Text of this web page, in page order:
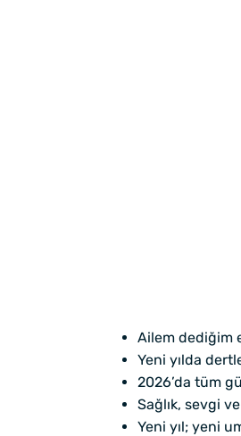
Ailem dediğim
Yeni yılda
2026’da tüm
Sağlık, sevgi
Yeni yıl; yeni